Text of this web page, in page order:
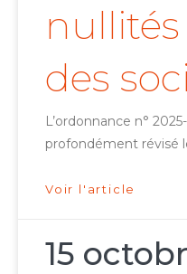
des
L’ordonnance n°
profondément révisé
Voir l'article
15